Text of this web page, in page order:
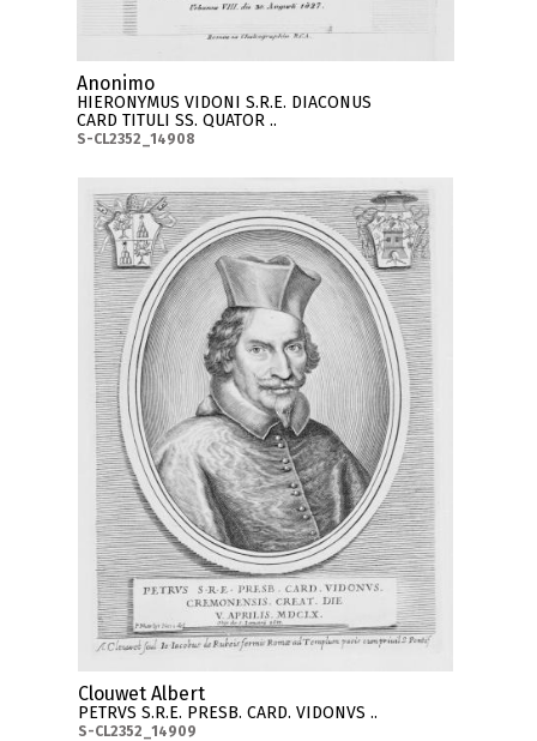
Anonimo
HIERONYMUS VIDONI S.R.E. DIACONUS
CARD TITULI SS. QUATOR ..
S-CL2352_14908
Clouwet Albert
PETRVS S.R.E. PRESB. CARD. VIDONVS ..
S-CL2352_14909